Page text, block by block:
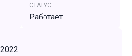
СТАТУС
Работает